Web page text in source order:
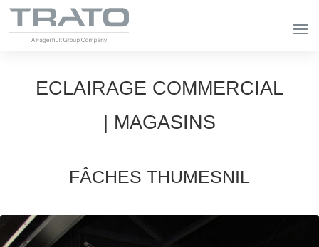
ECLAIRAGE COMMERCIAL
| MAGASINS
FÂCHES THUMESNIL